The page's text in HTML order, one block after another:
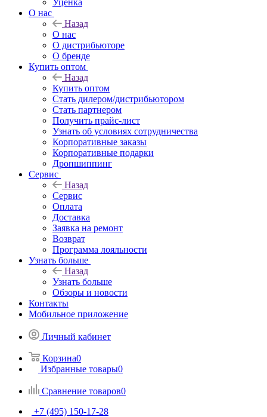
Уценка
О нас
Назад
О нас
О дистрибьюторе
О бренде
Купить оптом
Назад
Купить оптом
Стать дилером/дистрибьютором
Стать партнером
Получить прайс-лист
Узнать об условиях сотрудничества
Корпоративные заказы
Корпоративные подарки
Дропшиппинг
Сервис
Назад
Сервис
Оплата
Доставка
Заявка на ремонт
Возврат
Программа лояльности
Узнать больше
Назад
Узнать больше
Обзоры и новости
Контакты
Мобильное приложение
Личный кабинет
Корзина0
Избранные товары0
Сравнение товаров0
+7 (495) 150-17-28